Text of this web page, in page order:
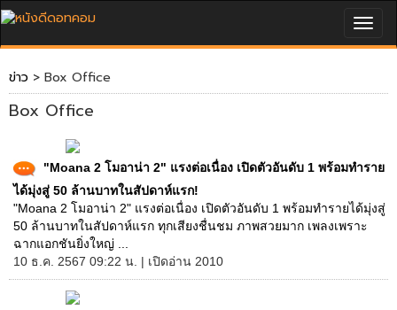
ข่าว > Box Office
Box Office
"Moana 2 โมอาน่า 2" แรงต่อเนื่อง เปิดตัวอันดับ 1 พร้อมทำราย
ได้มุ่งสู่ 50 ล้านบาทในสัปดาห์แรก!
"Moana 2 โมอาน่า 2" แรงต่อเนื่อง เปิดตัวอันดับ 1 พร้อมทำรายได้มุ่งสู่
50 ล้านบาทในสัปดาห์แรก ทุกเสียงชื่นชม ภาพสวยมาก เพลงเพราะ
ฉากแอกชันยิ่งใหญ่ ...
10 ธ.ค. 2567 09:22 น. | เปิดอ่าน 2010